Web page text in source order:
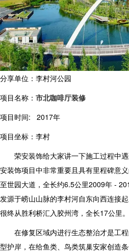
分享单位：李村河公园
项目名称： 市北咖啡厅装修
项目时间: 2017年
项目坐标：李村
荣安装饰给大家讲一下施工过程中遇
安装饰项目中非常重要且具有里程碑意
至世园大道，全长约6.5公里2009年 -
发源于崂山山脉的李村河自东向西连接
很终从胜利桥汇入胶州湾，全长17公里。
在修复区域内进行生态整治才是工程
型护岸，在给鱼类、鸟类筑巢安家创造